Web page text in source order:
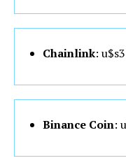
Chainlink:
Binance Coin: